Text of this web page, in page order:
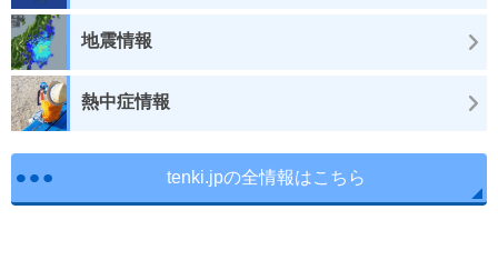
地震情報
熱中症情報
tenki.jpの全情報はこちら